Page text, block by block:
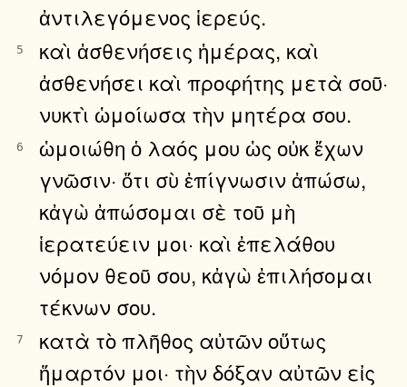
ἀντιλεγόμενος ἱερεύς.
5
καὶ ἀσθενήσεις ἡμέρας, καὶ
ἀσθενήσει καὶ προφήτης μετὰ σοῦ·
νυκτὶ ὡμοίωσα τὴν μητέρα σου.
6
ὡμοιώθη ὁ λαός μου ὡς οὐκ ἔχων
γνῶσιν· ὅτι σὺ ἐπίγνωσιν ἀπώσω,
κἀγὼ ἀπώσομαι σὲ τοῦ μὴ
ἱερατεύειν μοι· καὶ ἐπελάθου
νόμον θεοῦ σου, κἀγὼ ἐπιλήσομαι
τέκνων σου.
7
κατὰ τὸ πλῆθος αὐτῶν οὕτως
ἥμαρτόν μοι· τὴν δόξαν αὐτῶν εἰς